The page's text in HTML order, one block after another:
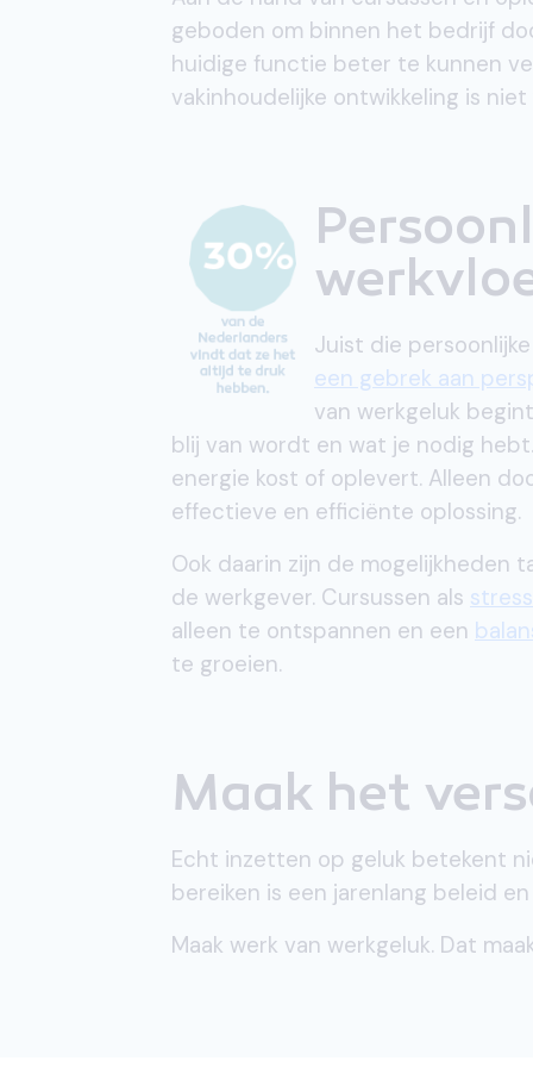
geboden om binnen het bedrijf
huidige functie beter te kunnen
vakinhoudelijke ontwikkeling is
Juist die
een gebrek aan
van werkgeluk
blij van wordt en wat je nodig
energie kost of oplevert. Alleen
effectieve en efficiënte oplossing.
Ook daarin zijn de mogelijkheden
de werkgever. Cursussen als
alleen te ontspannen en een
te groeien.
Maak het
Echt inzetten op geluk betekent
bereiken is een jarenlang beleid
Maak werk van werkgeluk. Dat